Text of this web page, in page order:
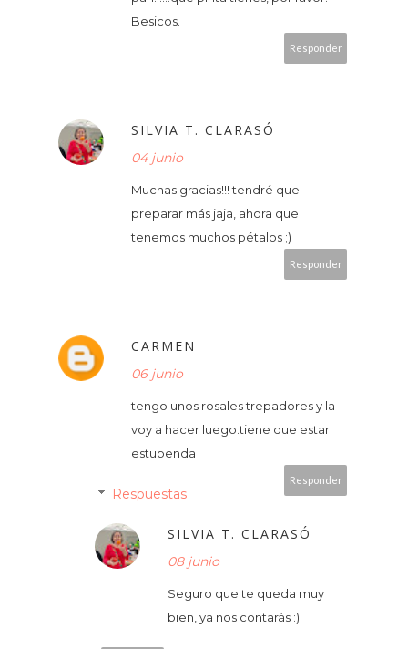
Besicos.
Responder
SILVIA T. CLARASÓ
04 junio
Muchas gracias!!! tendré que
preparar más jaja, ahora que
tenemos muchos pétalos ;)
Responder
CARMEN
06 junio
tengo unos rosales trepadores y la
voy a hacer luego.tiene que estar
estupenda
Responder
Respuestas
SILVIA T. CLARASÓ
08 junio
Seguro que te queda muy
bien, ya nos contarás :)